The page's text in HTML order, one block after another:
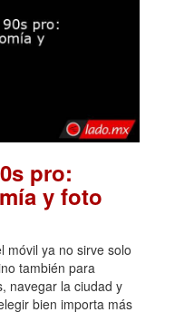
pro:
y foto
móvil ya no sirve solo
también para
navegar la ciudad y
bien importa más